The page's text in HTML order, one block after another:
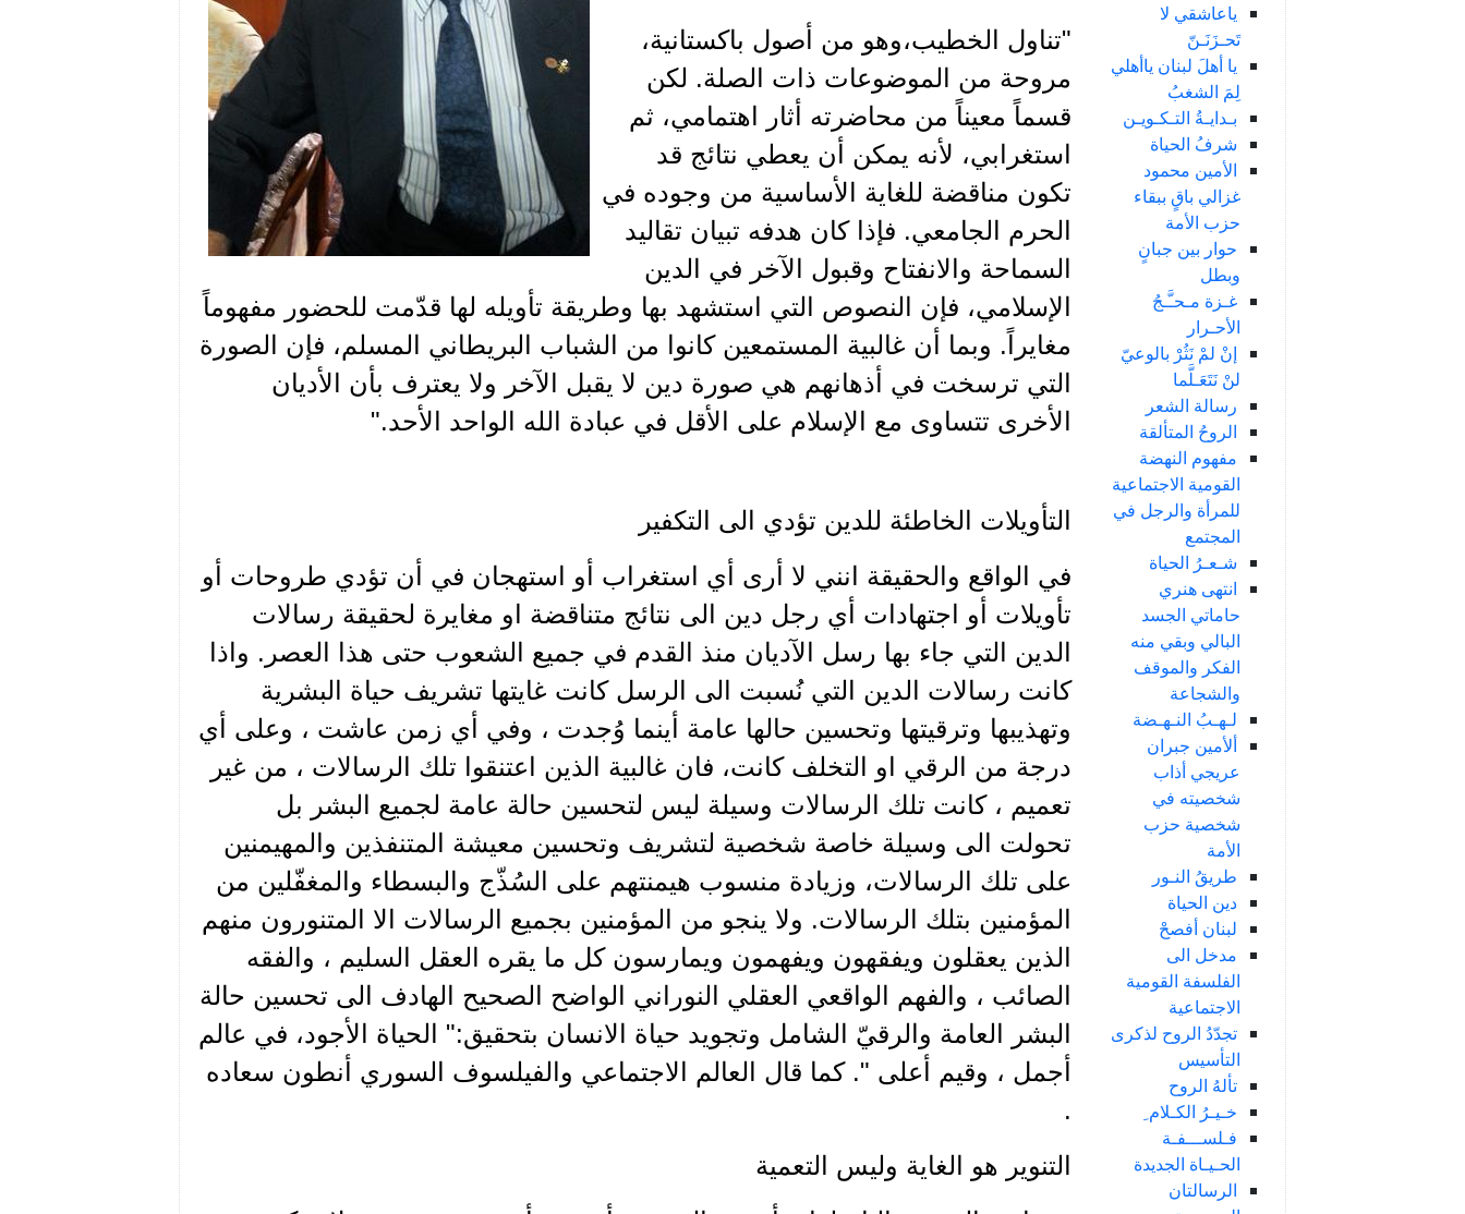
ياعاشقي لا
تَحـزَنَـنّ
يا أهلَ لبنان ياأهلي
لِمَ الشغبُ
بـدايـةُ التـكـويـن
شرفُ الحياة
الأمين محمود
غزالي باقٍ ببقاء
حزب الأمة
حوار بين جبانٍ
وبطل
غـزة مـحـَّـجُ
الأحـرار
إنْ لمْ نَثُرْ بالوعيّ
لنْ نَتَعَـلَّما
رسالة الشعر
الروحُ المتألقة
مفهوم النهضة
القومية الاجتماعية
للمرأة والرجل في
المجتمع
شـعـرُ الحياة
انتهى هنري
حاماتي الجسد
البالي وبقي منه
الفكر والموقف
والشجاعة
لـهـبُ النـهـضة
ألأمين جبران
عريجي أذاب
شخصيته في
شخصية حزب
الأمة
طريقُ النـور
دين الحياة
لبنان أفصحْ
مدخل الى
الفلسفة القومية
الاجتماعية
تجدّدُ الروح لذكرى
التأسيس
تألهُ الروح
خـيـرُ الكـلام ِ
فـلســـفـة
الحـيـاة الجديدة
الرسالتان
"تناول الخطيب،وهو من أصول باكستانية،
مروحة من الموضوعات ذات الصلة. لكن
قسماً معيناً من محاضرته أثار اهتمامي، ثم
استغرابي، لأنه يمكن أن يعطي نتائج قد
تكون مناقضة للغاية الأساسية من وجوده في
الحرم الجامعي. فإذا كان هدفه تبيان تقاليد
السماحة والانفتاح وقبول الآخر في الدين
الإسلامي، فإن النصوص التي استشهد بها وطريقة تأويله لها قدّمت للحضور مفهوماً
مغايراً. وبما أن غالبية المستمعين كانوا من الشباب البريطاني المسلم، فإن الصورة
التي ترسخت في أذهانهم هي صورة دين لا يقبل الآخر ولا يعترف بأن الأديان
الأخرى تتساوى مع الإسلام على الأقل في عبادة الله الواحد الأحد."
التأويلات الخاطئة للدين تؤدي الى التكفير
في الواقع والحقيقة انني لا أرى أي استغراب أو استهجان في أن تؤدي طروحات أو
تأويلات أو اجتهادات أي رجل دين الى نتائج متناقضة او مغايرة لحقيقة رسالات
الدين التي جاء بها رسل الآديان منذ القدم في جميع الشعوب حتى هذا العصر. واذا
كانت رسالات الدين التي نُسبت الى الرسل كانت غايتها تشريف حياة البشرية
وتهذيبها وترقيتها وتحسين حالها عامة أينما وُجدت ، وفي أي زمن عاشت ، وعلى أي
درجة من الرقي او التخلف كانت، فان غالبية الذين اعتنقوا تلك الرسالات ، من غير
تعميم ، كانت تلك الرسالات وسيلة ليس لتحسين حالة عامة لجميع البشر بل
تحولت الى وسيلة خاصة شخصية لتشريف وتحسين معيشة المتنفذين والمهيمنين
على تلك الرسالات، وزيادة منسوب هيمنتهم على السُذّج والبسطاء والمغفّلين من
المؤمنين بتلك الرسالات. ولا ينجو من المؤمنين بجميع الرسالات الا المتنورون منهم
الذين يعقلون ويفقهون ويفهمون ويمارسون كل ما يقره العقل السليم ، والفقه
الصائب ، والفهم الواقعي العقلي النوراني الواضح الصحيح الهادف الى تحسين حالة
البشر العامة والرقيّ الشامل وتجويد حياة الانسان بتحقيق:" الحياة الأجود، في عالم
أجمل ، وقيم أعلى ". كما قال العالم الاجتماعي والفيلسوف السوري أنطون سعاده
.
التنوير هو الغاية وليس التعمية